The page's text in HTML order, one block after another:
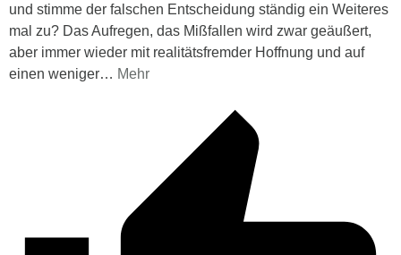
und stimme der falschen Entscheidung ständig ein Weiteres
mal zu? Das Aufregen, das Mißfallen wird zwar geäußert,
aber immer wieder mit realitätsfremder Hoffnung und auf
einen weniger… Mehr